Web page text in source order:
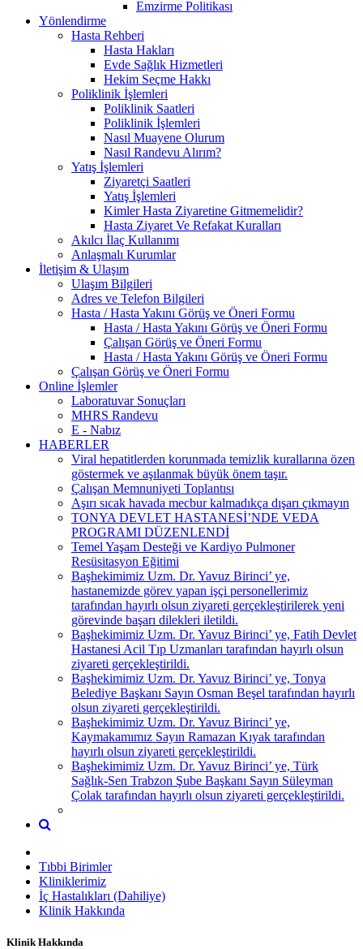
Emzirme Politikası
Yönlendirme
Hasta Rehberi
Hasta Hakları
Evde Sağlık Hizmetleri
Hekim Seçme Hakkı
Poliklinik İşlemleri
Poliklinik Saatleri
Poliklinik İşlemleri
Nasıl Muayene Olurum
Nasıl Randevu Alırım?
Yatış İşlemleri
Ziyaretçi Saatleri
Yatış İşlemleri
Kimler Hasta Ziyaretine Gitmemelidir?
Hasta Ziyaret Ve Refakat Kuralları
Akılcı İlaç Kullanımı
Anlaşmalı Kurumlar
İletişim & Ulaşım
Ulaşım Bilgileri
Adres ve Telefon Bilgileri
Hasta / Hasta Yakını Görüş ve Öneri Formu
Hasta / Hasta Yakını Görüş ve Öneri Formu
Çalışan Görüş ve Öneri Formu
Hasta / Hasta Yakını Görüş ve Öneri Formu
Çalışan Görüş ve Öneri Formu
Online İşlemler
Laboratuvar Sonuçları
MHRS Randevu
E - Nabız
HABERLER
Viral hepatitlerden korunmada temizlik kurallarına özen
göstermek ve aşılanmak büyük önem taşır.
Çalışan Memnuniyeti Toplantısı
Aşırı sıcak havada mecbur kalmadıkça dışarı çıkmayın
TONYA DEVLET HASTANESİ’NDE VEDA
PROGRAMI DÜZENLENDİ
Temel Yaşam Desteği ve Kardiyo Pulmoner
Resüsitasyon Eğitimi
Başhekimimiz Uzm. Dr. Yavuz Birinci’ ye,
hastanemizde görev yapan işçi personellerimiz
tarafından hayırlı olsun ziyareti gerçekleştirilerek yeni
görevinde başarı dilekleri iletildi.
Başhekimimiz Uzm. Dr. Yavuz Birinci’ ye, Fatih Devlet
Hastanesi Acil Tıp Uzmanları tarafından hayırlı olsun
ziyareti gerçekleştirildi.
Başhekimimiz Uzm. Dr. Yavuz Birinci’ ye, Tonya
Belediye Başkanı Sayın Osman Beşel tarafından hayırlı
olsun ziyareti gerçekleştirildi.
Başhekimimiz Uzm. Dr. Yavuz Birinci’ ye,
Kaymakamımız Sayın Ramazan Kıyak tarafından
hayırlı olsun ziyareti gerçekleştirildi.
Başhekimimiz Uzm. Dr. Yavuz Birinci’ ye, Türk
Sağlık-Sen Trabzon Şube Başkanı Sayın Süleyman
Çolak tarafından hayırlı olsun ziyareti gerçekleştirildi.
Tıbbi Birimler
Kliniklerimiz
İç Hastalıkları (Dahiliye)
Klinik Hakkında
Klinik Hakkında